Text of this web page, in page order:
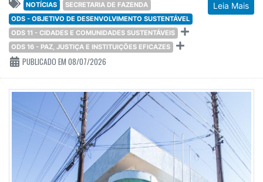
Leia Mais
NOTÍCIAS
SECRETARIA DE FAZENDA
ODS - OBJETIVO DE DESENVOLVIMENTO SUSTENTÁVEL
ODS 11 - CIDADES E COMUNIDADES SUSTENTÁVEIS
ODS 16 - PAZ, JUSTIÇA E INSTITUIÇÕES EFICAZES
PUBLICADO EM 08/07/2026